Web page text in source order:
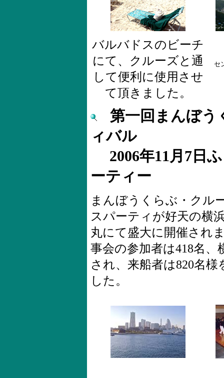
バルバドスのビーチ
にて、クルーズと通
して便利に使用させ
て頂きました。
セ
第一回まんぼう
ィバル
2006年11月7日
ーティー
まんぼうくらぶ・クル
スパーティが好天の横
丸にて盛大に開催され
事会の参加者は418名、
され、来船者は820名
した。